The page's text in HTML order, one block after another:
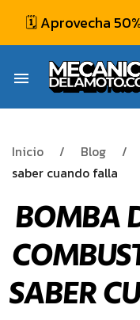
🗓️ Aprovecha
menu
Inicio Blog
saber cuando falla
BOMBA
SABER